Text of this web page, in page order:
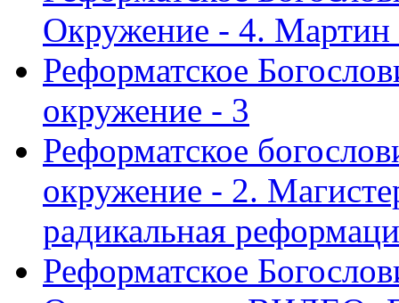
Окружение - 4.
Реформатское
окружение - 3
Реформатское
окружение - 2.
радикальная
Реформатское